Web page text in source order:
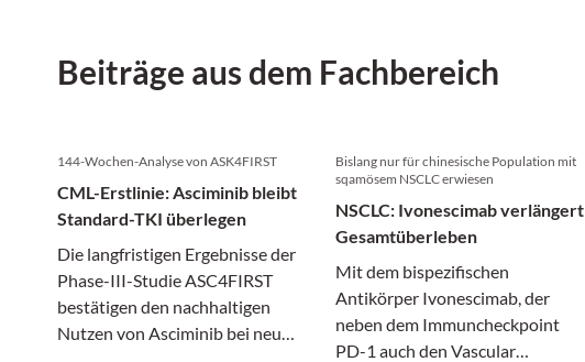
Beiträge aus dem Fachbereich
144-Wochen-Analyse von ASK4FIRST
CML-Erstlinie: Asciminib bleibt
Standard-TKI überlegen
Die langfristigen Ergebnisse der
Phase-III-Studie ASC4FIRST
bestätigen den nachhaltigen
Nutzen von Asciminib bei neu
Bislang nur für chinesische Population mit
sqamösem NSCLC erwiesen
NSCLC: Ivonescimab verlängert
Gesamtüberleben
Mit dem bispezifischen
Antikörper Ivonescimab, der
neben dem Immuncheckpoint
PD-1 auch den Vascular